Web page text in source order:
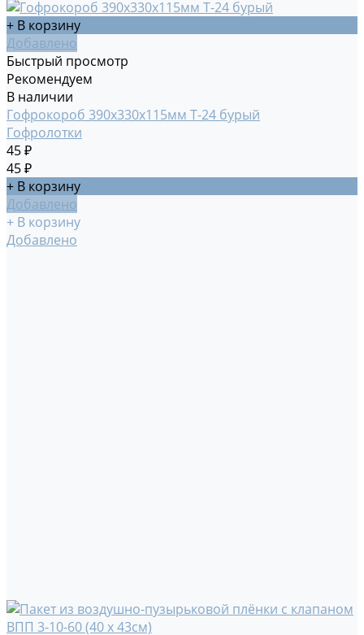
+ В корзину
Добавлено
Быстрый просмотр
Рекомендуем
В наличии
Гофрокороб 390х330х115мм Т-24 бурый
Гофролотки
45 ₽
45 ₽
+ В корзину
Добавлено
+ В корзину
Добавлено